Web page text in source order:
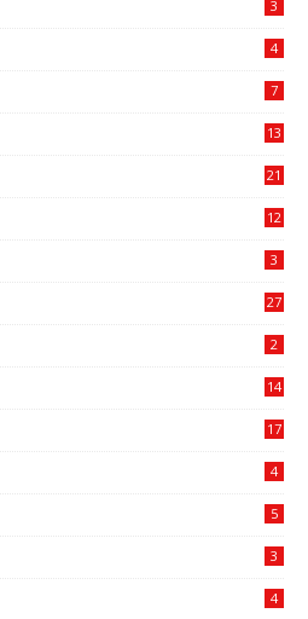
3
4
7
13
21
12
3
27
2
14
17
4
5
3
4